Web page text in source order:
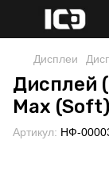
Дисплеи
Дисплей
Max
Артикул: НФ-